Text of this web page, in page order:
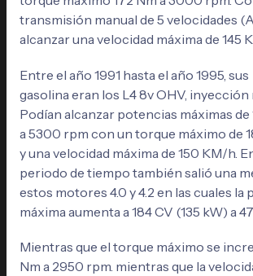
transmisión manual de 5 velocidades
alcanzar una velocidad máxima de 145
Entre el año 1991 hasta el año 1995,
gasolina eran los L4 8v OHV,
Podían alcanzar potencias máximas de
a 5300 rpm con un torque máximo de
y una velocidad máxima de 150 KM/h.
periodo de tiempo también salió una
estos motores 4.0 y 4.2 en las cuales la
máxima aumenta a 184 CV (135 kW) a
Mientras que el torque máximo se
Nm a 2950 rpm. mientras que la